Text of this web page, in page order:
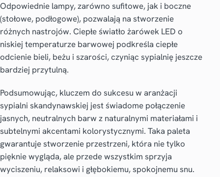
Odpowiednie lampy, zarówno sufitowe, jak i boczne
(stołowe, podłogowe), pozwalają na stworzenie
różnych nastrojów. Ciepłe światło żarówek LED o
niskiej temperaturze barwowej podkreśla ciepłe
odcienie bieli, beżu i szarości, czyniąc sypialnię jeszcze
bardziej przytulną.
Podsumowując, kluczem do sukcesu w aranżacji
sypialni skandynawskiej jest świadome połączenie
jasnych, neutralnych barw z naturalnymi materiałami i
subtelnymi akcentami kolorystycznymi. Taka paleta
gwarantuje stworzenie przestrzeni, która nie tylko
pięknie wygląda, ale przede wszystkim sprzyja
wyciszeniu, relaksowi i głębokiemu, spokojnemu snu.